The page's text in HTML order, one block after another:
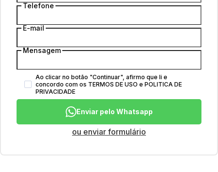
Telefone
E-mail
Mensagem
Ao clicar no botão "Continuar", afirmo que li e
concordo com os TERMOS DE USO e POLITICA DE
PRIVACIDADE
Enviar pelo Whatsapp
ou enviar formulário